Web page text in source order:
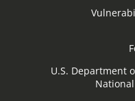
U.S. Department